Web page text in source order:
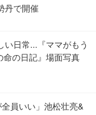
丹で開催
い日常...『ママがもう
命の日記』場面写真
員いい」池松壮亮&